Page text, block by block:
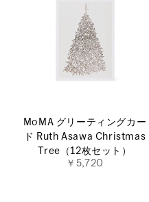
MoMA グリーティングカー
ド Ruth Asawa Christmas
Tree（12枚セット）
￥5,720